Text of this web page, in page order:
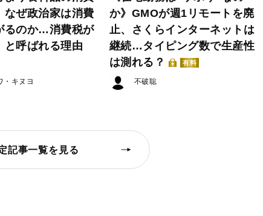
なぜ政治家は消費
るのか…消費税が
と呼ばれる理由
・キヌヨ
か》GMOが週1リモートを廃
止、さくらインターネットは
継続…タイピング数で生産性
は測れる？
有料
不破聡
記事一覧を見る